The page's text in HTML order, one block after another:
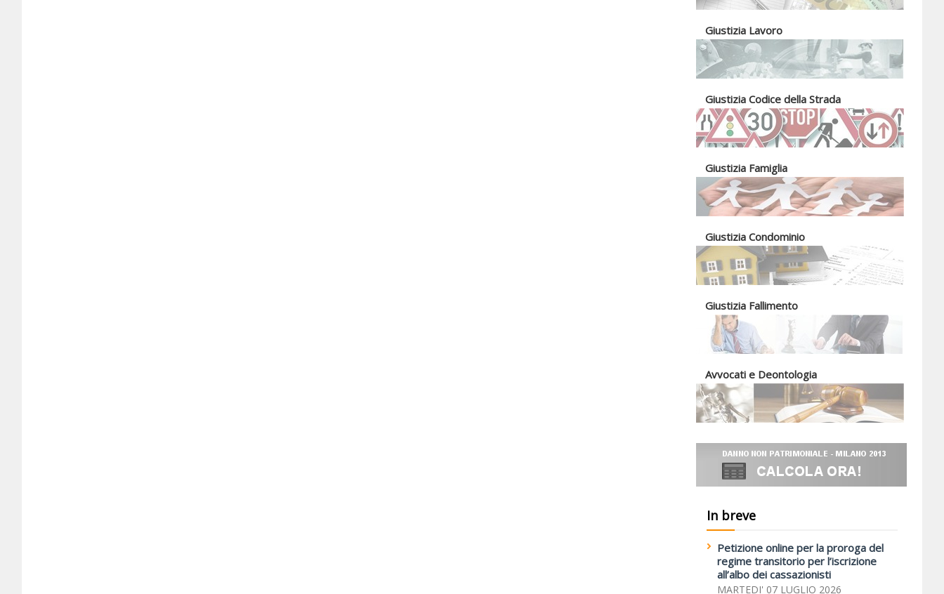
Giustizia Lavoro
Giustizia Codice della Strada
Giustizia Famiglia
Giustizia Condominio
Giustizia Fallimento
Avvocati e Deontologia
In breve
Petizione online per la proroga del
regime transitorio per l’iscrizione
all’albo dei cassazionisti
MARTEDI' 07 LUGLIO 2026